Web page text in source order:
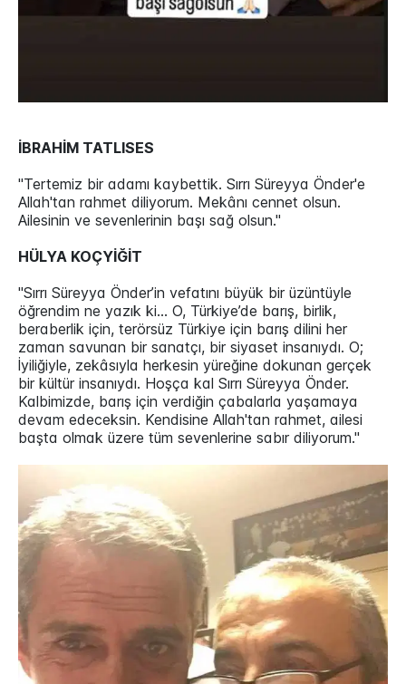
İBRAHİM TATLISES
"Tertemiz bir adamı kaybettik. Sırrı Süreyya Önder'e
Allah'tan rahmet diliyorum. Mekânı cennet olsun.
Ailesinin ve sevenlerinin başı sağ olsun."
HÜLYA KOÇYİĞİT
"Sırrı Süreyya Önder’in vefatını büyük bir üzüntüyle
öğrendim ne yazık ki… O, Türkiye’de barış, birlik,
beraberlik için, terörsüz Türkiye için barış dilini her
zaman savunan bir sanatçı, bir siyaset insanıydı. O;
İyiliğiyle, zekâsıyla herkesin yüreğine dokunan gerçek
bir kültür insanıydı. Hoşça kal Sırrı Süreyya Önder.
Kalbimizde, barış için verdiğin çabalarla yaşamaya
devam edeceksin. Kendisine Allah'tan rahmet, ailesi
başta olmak üzere tüm sevenlerine sabır diliyorum."